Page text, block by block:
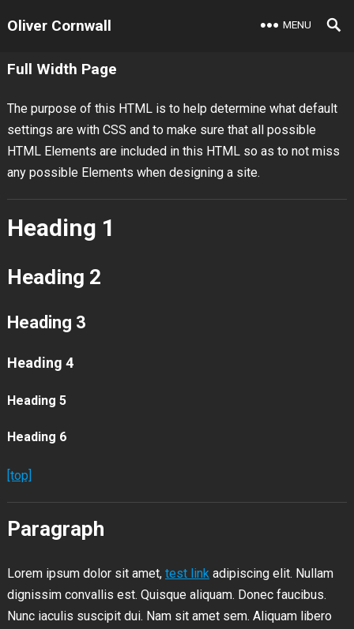
Oliver Cornwall MENU
Full Width Page
The purpose of this HTML is to help determine what default
settings are with CSS and to make sure that all possible
HTML Elements are included in this HTML so as to not miss
any possible Elements when designing a site.
Heading 1
Heading 2
Heading 3
Heading 4
Heading 5
Heading 6
[top]
Paragraph
Lorem ipsum dolor sit amet, test linkadipiscing elit. Nullam
dignissim convallis est. Quisque aliquam. Donec faucibus.
Nunc iaculis suscipit dui. Nam sit amet sem. Aliquam libero